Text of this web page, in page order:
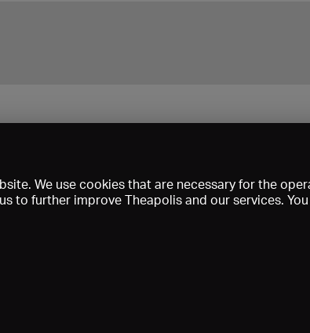
We use cookies that are necessary for the
to further improve Theapolis and our services.